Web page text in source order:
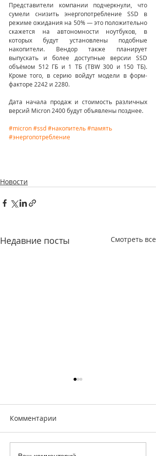
Представители компании подчеркнули, что
сумели снизить энергопотребление SSD в
режиме ожидания на 50% — это положительно
скажется на автономности ноутбуков, в
которых будут установлены подобные
накопители. Вендор также планирует
выпускать и более доступные версии SSD
объёмом 512 ГБ и 1 ТБ (TBW 300 и 150 ТБ).
Кроме того, в серию войдут модели в форм-
факторе 2242 и 2280.
Дата начала продаж и стоимость различных
версий Micron 2400 будут объявлены позднее.
#micron#ssd#накопитель#память
#энергопотребление
Новости
Недавние посты Смотреть все
Комментарии